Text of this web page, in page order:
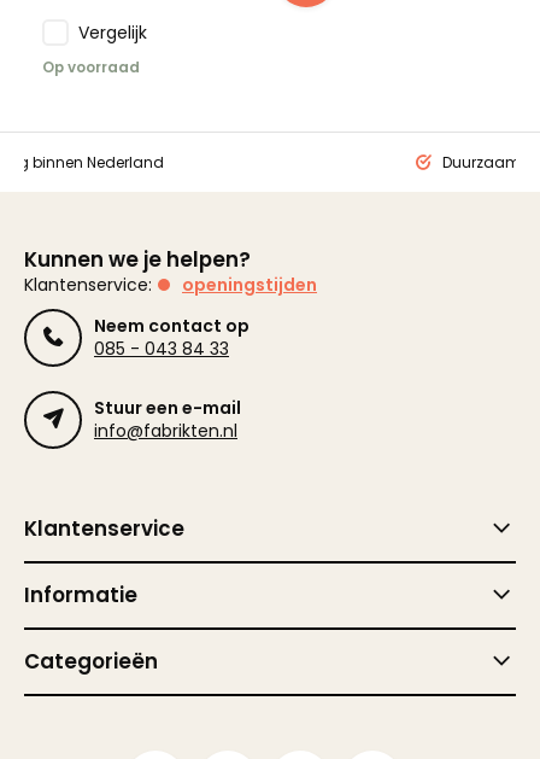
Vergelijk
Op voorraad
binnen Nederland Duurzaam
Kunnen we je helpen?
Klantenservice:
openingstijden
Neem contact op
085 - 043 84 33
Stuur een e-mail
info@fabrikten.nl
Klantenservice
Informatie
Categorieën